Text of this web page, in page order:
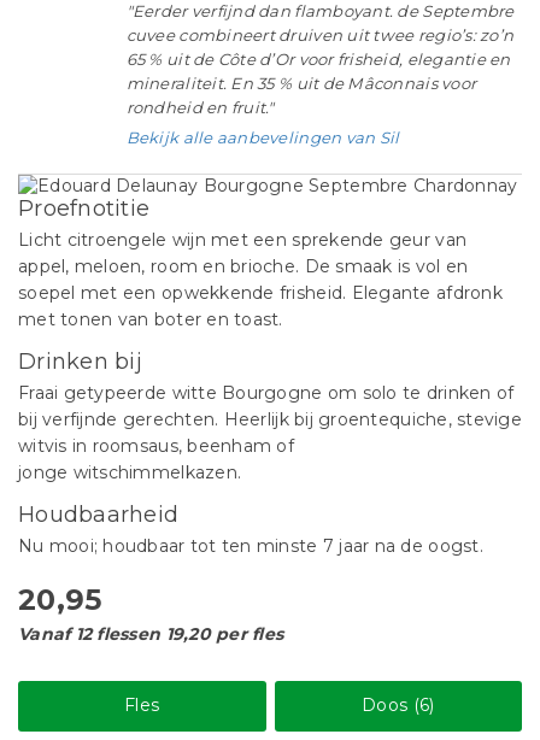
"Eerder verfijnd dan flamboyant. de Septembre
cuvee combineert druiven uit twee regio’s: zo’n
65 % uit de Côte d’Or voor frisheid, elegantie en
mineraliteit. En 35 % uit de Mâconnais voor
rondheid en fruit."
Bekijk alle aanbevelingen van Sil
Proefnotitie
Licht citroengele wijn met een sprekende geur van
appel, meloen, room en brioche. De smaak is vol en
soepel met een opwekkende frisheid. Elegante afdronk
met tonen van boter en toast.
Drinken bij
Fraai getypeerde witte Bourgogne om solo te drinken of
bij verfijnde gerechten. Heerlijk bij groentequiche, stevige
witvis in roomsaus, beenham of
jonge witschimmelkazen.
Houdbaarheid
Nu mooi; houdbaar tot ten minste 7 jaar na de oogst.
20,95
Vanaf 12 flessen 19,20 per fles
Fles Doos (6)